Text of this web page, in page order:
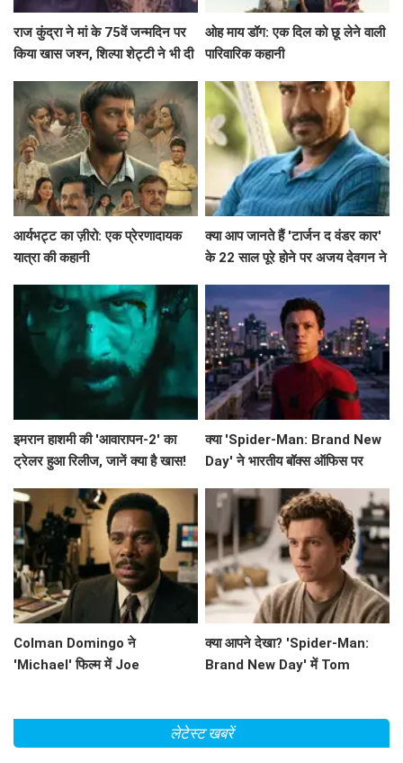
राज कुंद्रा ने मां के 75वें जन्मदिन पर
किया खास जश्न, शिल्पा शेट्टी ने भी दी
ओह माय डॉग: एक दिल को छू लेने वाली
पारिवारिक कहानी
आर्यभट्ट का ज़ीरो: एक प्रेरणादायक
यात्रा की कहानी
क्या आप जानते हैं 'टार्जन द वंडर कार'
के 22 साल पूरे होने पर अजय देवगन ने
इमरान हाशमी की 'आवारापन-2' का
ट्रेलर हुआ रिलीज, जानें क्या है खास!
क्या 'Spider-Man: Brand New
Day' ने भारतीय बॉक्स ऑफिस पर
Colman Domingo ने
'Michael' फिल्म में Joe
क्या आपने देखा? 'Spider-Man:
Brand New Day' में Tom
लेटेस्ट खबरें